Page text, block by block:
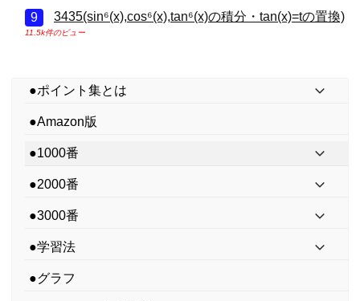
3435(sin⁶(x),cos⁶(x),tan⁶(x)の積分・tan(x)=tの置換)
11.5k件のビュー
●ポイント集とは
●Amazon版
●1000番
●2000番
●3000番
●学習法
●グラフ